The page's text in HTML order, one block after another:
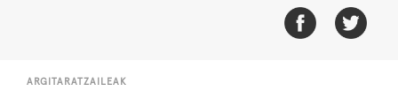
ARGITARATZAILEAK